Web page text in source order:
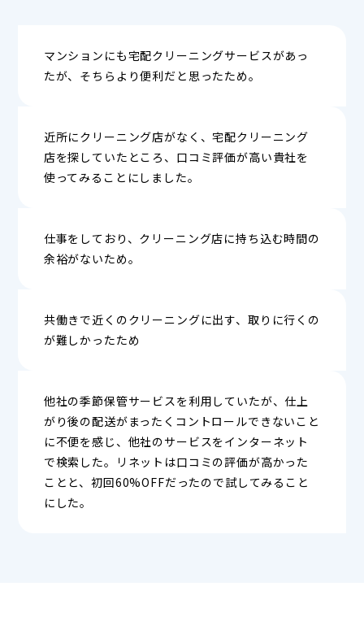
マンションにも宅配クリーニングサービスがあっ
たが、そちらより便利だと思ったため。
近所にクリーニング店がなく、宅配クリーニング
店を探していたところ、口コミ評価が高い貴社を
使ってみることにしました。
仕事をしており、クリーニング店に持ち込む時間の
余裕がないため。
共働きで近くのクリーニングに出す、取りに行くの
が難しかったため
他社の季節保管サービスを利用していたが、仕上
がり後の配送がまったくコントロールできないこと
に不便を感じ、他社のサービスをインターネット
で検索した。リネットは口コミの評価が高かった
ことと、初回60%OFFだったので試してみること
にした。